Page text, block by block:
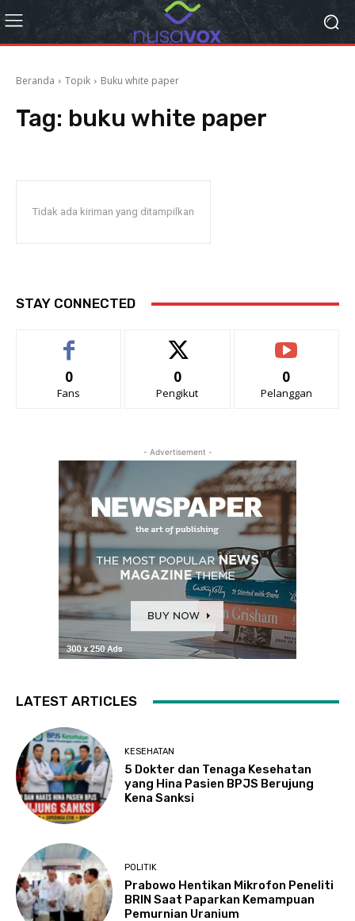
Beranda Topik Buku white paper
Tag: buku white paper
Tidak ada kiriman yang ditampilkan
STAY CONNECTED
0
Fans
0
Pengikut
0
Pelanggan
- Advertisement -
LATEST ARTICLES
KESEHATAN
5 Dokter dan Tenaga Kesehatan
yang Hina Pasien BPJS Berujung
Kena Sanksi
POLITIK
Prabowo Hentikan Mikrofon Peneliti
BRIN Saat Paparkan Kemampuan
Pemurnian Uranium